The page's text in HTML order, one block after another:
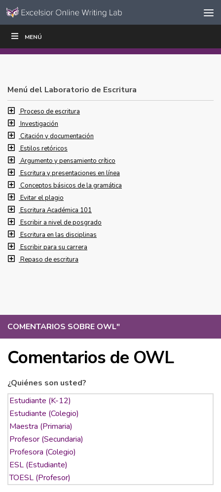
Ir al contenido
navegación
MENÚ
COMENTARIOS SOBRE OWL"
Comentarios de OWL
¿Quiénes son usted?
ESCRIBIR
Menú del Laboratorio de Escritura
Proceso de escritura
Investigación
Citación y documentación
Estilos retóricos
Argumento y pensamiento crítico
Escritura y presentaciones en línea
Conceptos básicos de la gramática
Evitar el plagio
Escritura Académica 101
Escribir a nivel de posgrado
Escritura en las disciplinas
Escribir para su carrera
Repaso de escritura